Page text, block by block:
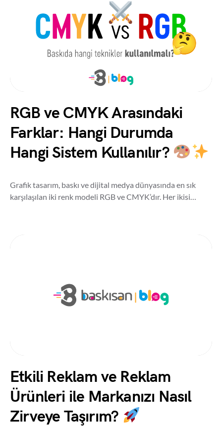
RGB ve CMYK Arasındaki
Farklar: Hangi Durumda
Hangi Sistem Kullanılır?
Grafik tasarım, baskı ve dijital medya dünyasında en sık
karşılaşılan iki renk modeli RGB ve CMYK’dır. Her ikisi…
Etkili Reklam ve Reklam
Ürünleri ile Markanızı Nasıl
Zirveye Taşırım?